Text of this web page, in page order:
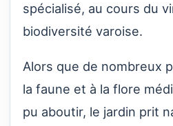
spécialisé, au cours du
biodiversité varoise.
Alors que de nombreux
la faune et à la flore
pu aboutir, le jardin prit